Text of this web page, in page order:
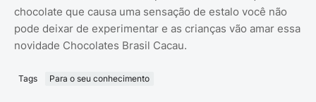
chocolate que causa uma sensação de estalo você não
pode deixar de experimentar e as crianças vão amar essa
novidade Chocolates Brasil Cacau.
Tags Para o seu conhecimento